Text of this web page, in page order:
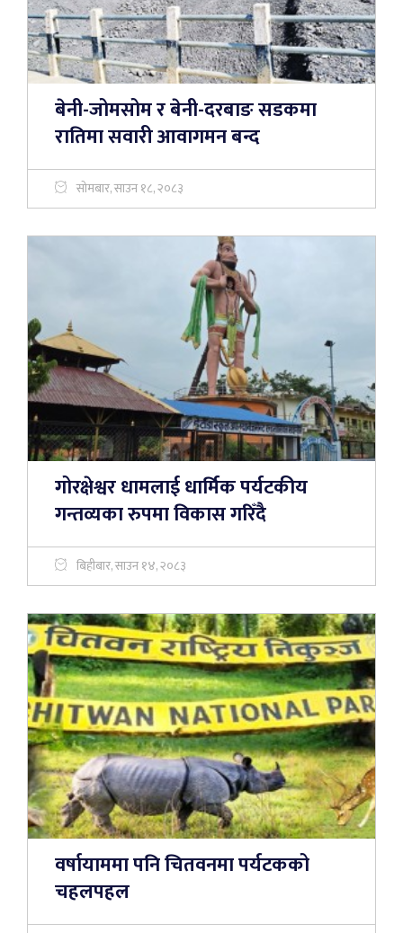
बेनी-जोमसोम र बेनी-दरबाङ सडकमा
रातिमा सवारी आवागमन बन्द
सोमबार, साउन १८, २०८३
गोरक्षेश्वर धामलाई धार्मिक पर्यटकीय
गन्तव्यका रुपमा विकास गरिँदै
बिहीबार, साउन १४, २०८३
वर्षायाममा पनि चितवनमा पर्यटकको
चहलपहल